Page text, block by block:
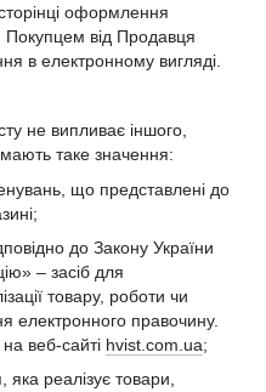
оформлення
від Продавця
в електронному вигляді.​
не випливає іншого,
таке значення:
що представлені до
до Закону України
– засіб для
товару, роботи чи
електронного правочину.
веб-сайті hvist.com.ua;
реалізує товари,